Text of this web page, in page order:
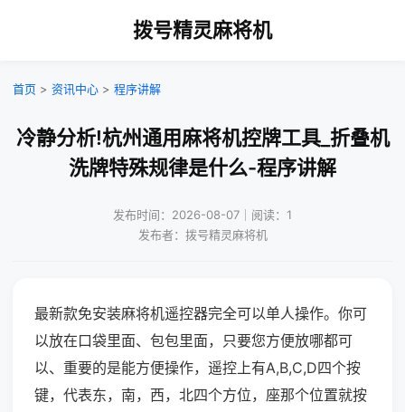
拨号精灵麻将机
首页 > 资讯中心 > 程序讲解
冷静分析!杭州通用麻将机控牌工具_折叠机
洗牌特殊规律是什么-程序讲解
发布时间：2026-08-07｜阅读：1
发布者：拨号精灵麻将机
最新款免安装麻将机遥控器完全可以单人操作。你可
以放在口袋里面、包包里面，只要您方便放哪都可
以、重要的是能方便操作，遥控上有A,B,C,D四个按
键，代表东，南，西，北四个方位，座那个位置就按